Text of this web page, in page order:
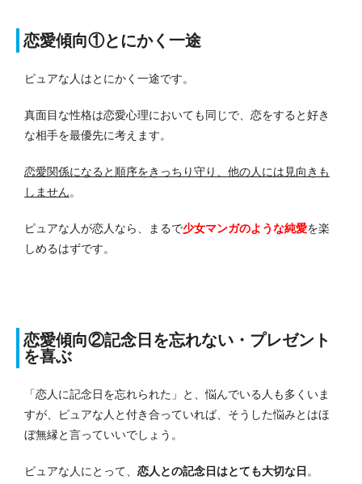
恋愛傾向①とにかく一途
ピュアな人はとにかく一途です。
真面目な性格は恋愛心理においても同じで、恋をすると好き
な相手を最優先に考えます。
恋愛関係になると順序をきっちり守り、他の人には見向きも
しません。
ピュアな人が恋人なら、まるで少女マンガのような純愛を楽
しめるはずです。
恋愛傾向②記念日を忘れない・プレゼント
を喜ぶ
「恋人に記念日を忘れられた」と、悩んでいる人も多くいま
すが、ピュアな人と付き合っていれば、そうした悩みとはほ
ぼ無縁と言っていいでしょう。
ピュアな人にとって、 恋人との記念日はとても大切な日 。